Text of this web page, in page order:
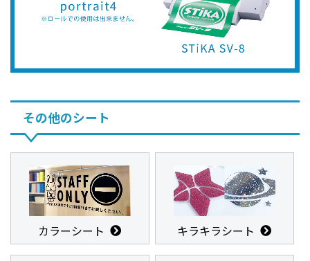
その他のシート
カラーシート キラキラシート